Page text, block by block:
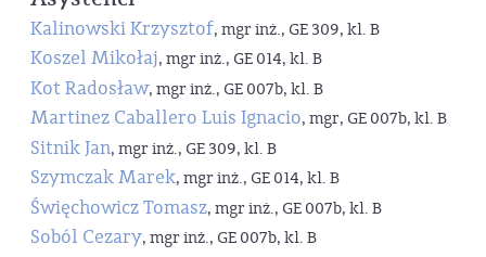
Kalinowski Krzysztof, mgr inż., GE 309, kl. B
Koszel Mikołaj, mgr inż., GE 014, kl. B
Kot Radosław, mgr inż., GE 007b, kl. B
Martinez Caballero Luis Ignacio, mgr, GE 007b, kl. B
Sitnik Jan, mgr inż., GE 309, kl. B
Szymczak Marek, mgr inż., GE 014, kl. B
Święchowicz Tomasz, mgr inż., GE 007b, kl. B
Soból Cezary, mgr inż., GE 007b, kl. B